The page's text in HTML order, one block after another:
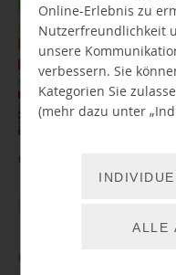
mit Mario Kart Home Circuit
Gaming Arena: Let's play
Online-Erlebnis zu
Nutzerfreundlichkeit
unsere
verbessern. Sie
Kategorien Sie
(mehr dazu unter
ALLE